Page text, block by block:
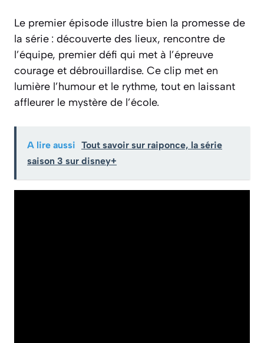
Le premier épisode illustre bien la promesse de
la série : découverte des lieux, rencontre de
l’équipe, premier défi qui met à l’épreuve
courage et débrouillardise. Ce clip met en
lumière l’humour et le rythme, tout en laissant
affleurer le mystère de l’école.
A lire aussi Tout savoir sur raiponce, la série
saison 3 sur disney+